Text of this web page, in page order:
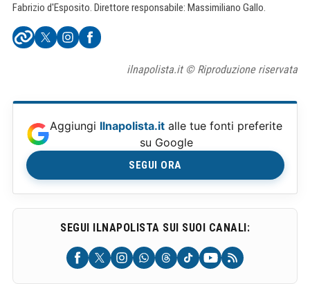
Fabrizio d'Esposito. Direttore responsabile: Massimiliano Gallo.
ilnapolista.it © Riproduzione riservata
Aggiungi Ilnapolista.it alle tue fonti preferite
su Google
SEGUI ORA
SEGUI ILNAPOLISTA SUI SUOI CANALI: